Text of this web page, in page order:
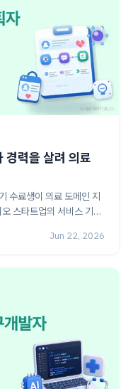
력을 살려 의료
수료생이 의료 도메인 지
스타트업의 서비스 기획
Jun 22, 2026